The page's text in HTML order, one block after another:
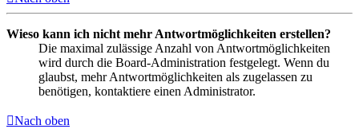
Wieso kann ich nicht mehr Antwortmöglichkeiten erstellen?
Die maximal zulässige Anzahl von Antwortmöglichkeiten
wird durch die Board-Administration festgelegt. Wenn du
glaubst, mehr Antwortmöglichkeiten als zugelassen zu
benötigen, kontaktiere einen Administrator.
Nach oben